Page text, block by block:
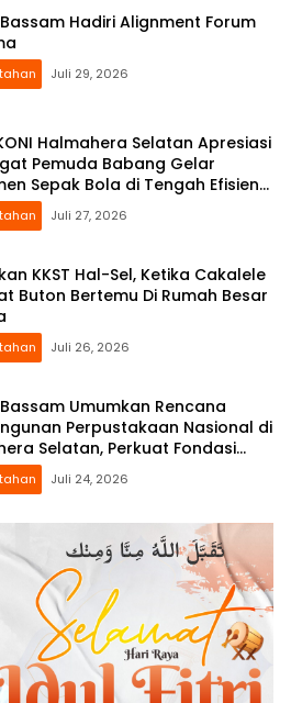
Hadiri Alignment Forum
Juli 29, 2026
Halmahera Selatan Apresiasi
Pemuda Babang Gelar
Sepak Bola di Tengah Efisiensi
Juli 27, 2026
KKST Hal-Sel, Ketika Cakalele
Bertemu Di Rumah Besar
Juli 26, 2026
Umumkan Rencana
Perpustakaan Nasional di
Selatan, Perkuat Fondasi
Juli 24, 2026